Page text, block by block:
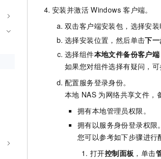
安装并激活 Windows 客户端。
双击客户端安装包，选择安装
选择安装位置，然后单击下
选择组件本地文件备份客户端
如果您对组件选择有疑问，
配置服务登录身份。
本地 NAS 为网络共享文件，
拥有本地管理员权限。
拥有以服务身份登录权限。
您可以参考如下步骤进行
打开控制面板 ，单击